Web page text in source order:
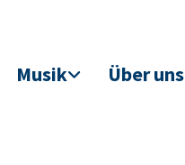
Musik Über uns